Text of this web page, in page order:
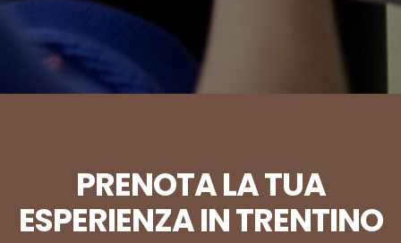
PRENOTA LA TUA
ESPERIENZA IN TRENTINO